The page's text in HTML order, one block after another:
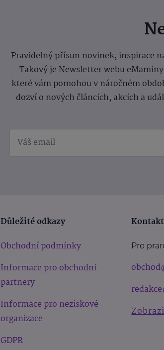
Pravidelný přísun novinek, inspirace
Takový je Newsletter webu
které vám pomohou v náročném
dozví o nových článcích, akcích a
Důležité odkazy
Obchodní podmínky
Informace pro obchodní
partnery
Informace pro neziskové
organizace
GDPR
Kontakt
Pro